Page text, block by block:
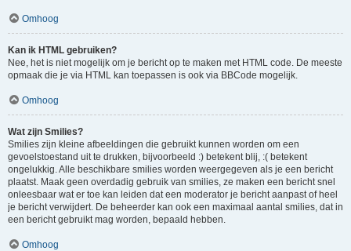
Omhoog
Kan ik HTML gebruiken?
Nee, het is niet mogelijk om je bericht op te maken met HTML code. De meeste
opmaak die je via HTML kan toepassen is ook via BBCode mogelijk.
Omhoog
Wat zijn Smilies?
Smilies zijn kleine afbeeldingen die gebruikt kunnen worden om een
gevoelstoestand uit te drukken, bijvoorbeeld :) betekent blij, :( betekent
ongelukkig. Alle beschikbare smilies worden weergegeven als je een bericht
plaatst. Maak geen overdadig gebruik van smilies, ze maken een bericht snel
onleesbaar wat er toe kan leiden dat een moderator je bericht aanpast of heel
je bericht verwijdert. De beheerder kan ook een maximaal aantal smilies, dat in
een bericht gebruikt mag worden, bepaald hebben.
Omhoog